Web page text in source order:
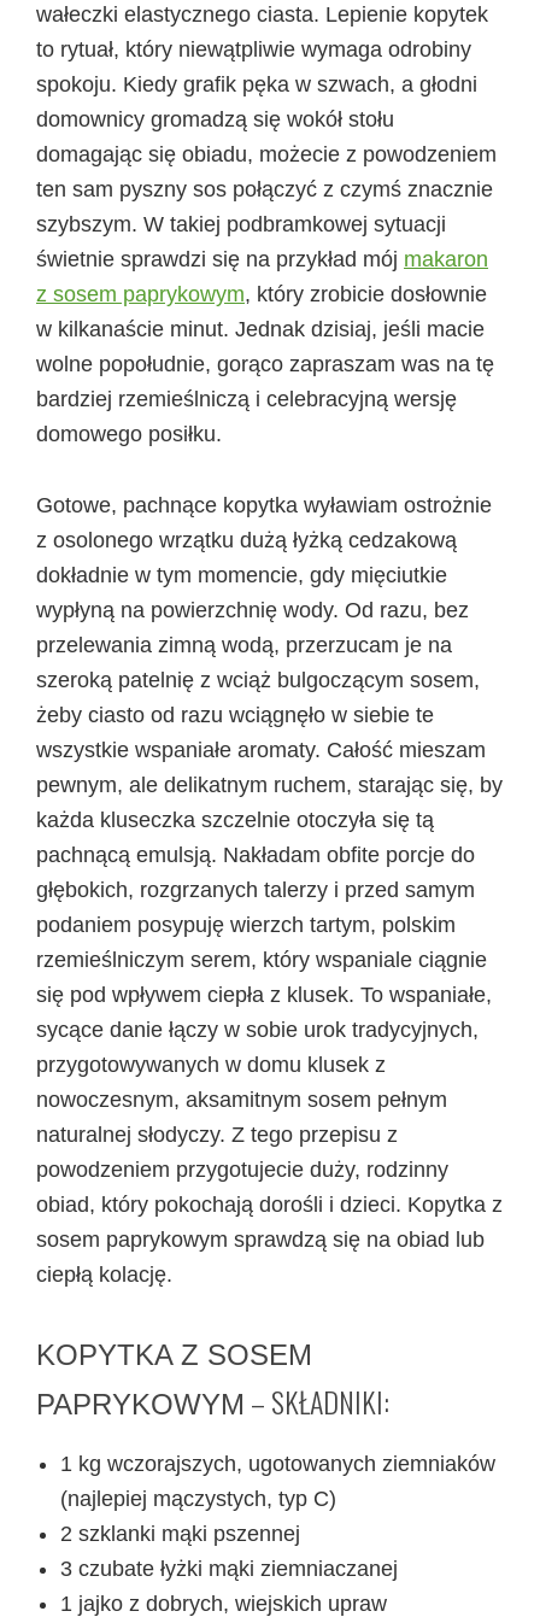
wałeczki elastycznego ciasta. Lepienie kopytek
to rytuał, który niewątpliwie wymaga odrobiny
spokoju. Kiedy grafik pęka w szwach, a głodni
domownicy gromadzą się wokół stołu
domagając się obiadu, możecie z powodzeniem
ten sam pyszny sos połączyć z czymś znacznie
szybszym. W takiej podbramkowej sytuacji
świetnie sprawdzi się na przykład mój makaron
z sosem paprykowym, który zrobicie dosłownie
w kilkanaście minut. Jednak dzisiaj, jeśli macie
wolne popołudnie, gorąco zapraszam was na tę
bardziej rzemieślniczą i celebracyjną wersję
domowego posiłku.
Gotowe, pachnące kopytka wyławiam ostrożnie
z osolonego wrzątku dużą łyżką cedzakową
dokładnie w tym momencie, gdy mięciutkie
wypłyną na powierzchnię wody. Od razu, bez
przelewania zimną wodą, przerzucam je na
szeroką patelnię z wciąż bulgoczącym sosem,
żeby ciasto od razu wciągnęło w siebie te
wszystkie wspaniałe aromaty. Całość mieszam
pewnym, ale delikatnym ruchem, starając się, by
każda kluseczka szczelnie otoczyła się tą
pachnącą emulsją. Nakładam obfite porcje do
głębokich, rozgrzanych talerzy i przed samym
podaniem posypuję wierzch tartym, polskim
rzemieślniczym serem, który wspaniale ciągnie
się pod wpływem ciepła z klusek. To wspaniałe,
sycące danie łączy w sobie urok tradycyjnych,
przygotowywanych w domu klusek z
nowoczesnym, aksamitnym sosem pełnym
naturalnej słodyczy. Z tego przepisu z
powodzeniem przygotujecie duży, rodzinny
obiad, który pokochają dorośli i dzieci. Kopytka z
sosem paprykowym sprawdzą się na obiad lub
ciepłą kolację.
KOPYTKA Z SOSEM
PAPRYKOWYM – SKŁADNIKI:
1 kg wczorajszych, ugotowanych ziemniaków
(najlepiej mączystych, typ C)
2 szklanki mąki pszennej
3 czubate łyżki mąki ziemniaczanej
1 jajko z dobrych, wiejskich upraw